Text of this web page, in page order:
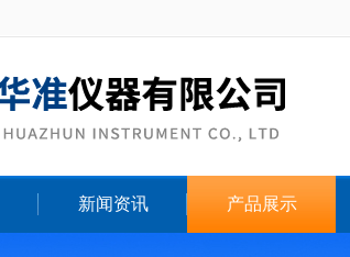
新闻资讯 产品展示